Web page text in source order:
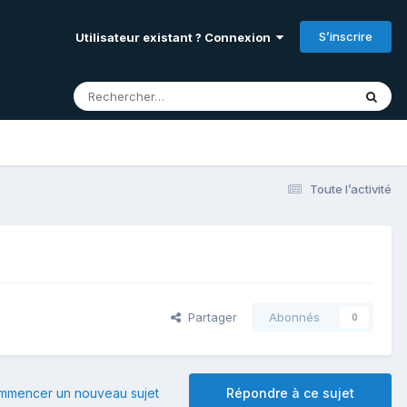
Utilisateur existant ? Connexion S’inscrire
Toute l’activité
Partager Abonnés 0
Répondre à ce sujet
un nouveau sujet